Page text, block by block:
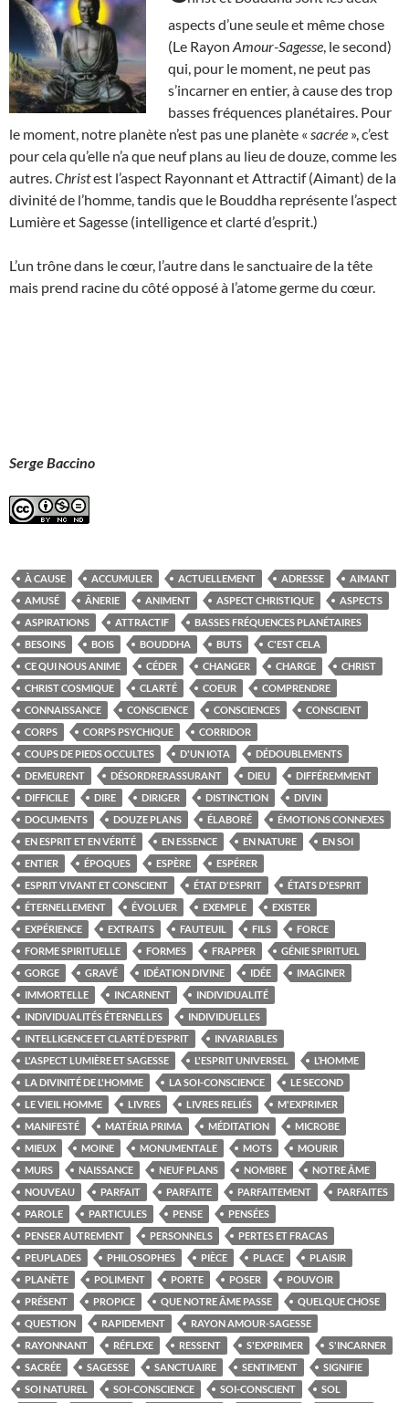
aspects d’une seule et même chose
(Le Rayon Amour-Sagesse , le second)
qui, pour le moment, ne peut pas
s’incarner en entier, à cause des trop
basses fréquences planétaires. Pour
le moment, notre planète n’est pas une planète « sacrée », c’est
pour cela qu’elle n’a que neuf plans au lieu de douze, comme les
autres. Christest l’aspect Rayonnant et Attractif (Aimant) de la
divinité de l’homme, tandis que le Bouddha représente l’aspect
Lumière et Sagesse (intelligence et clarté d’esprit.)
L’un trône dans le cœur, l’autre dans le sanctuaire de la tête
mais prend racine du côté opposé à l’atome germe du cœur.
Serge Baccino
À CAUSE ACCUMULER ACTUELLEMENT ADRESSE
AIMANT
AMUSÉ
ÂNERIE ANIMENT ASPECT CHRISTIQUE
ASPECTS
ASPIRATIONS
ATTRACTIF
BASSES FRÉQUENCES PLANÉTAIRES
BESOINS
BOIS BOUDDHA BUTS
C'EST CELA
CE QUI NOUS ANIME
CÉDER CHANGER CHARGE
CHRIST
CHRIST COSMIQUE
CLARTÉ COEUR
COMPRENDRE
CONNAISSANCE
CONSCIENCE CONSCIENCES
CONSCIENT
CORPS
CORPS PSYCHIQUE
CORRIDOR
COUPS DE PIEDS OCCULTES
D'UN IOTA
DÉDOUBLEMENTS
DEMEURENT
DÉSORDRERASSURANT DIEU
DIFFÉREMMENT
DIFFICILE
DIRE DIRIGER DISTINCTION
DIVIN
DOCUMENTS
DOUZE PLANS ÉLABORÉ
ÉMOTIONS CONNEXES
EN ESPRIT ET EN VÉRITÉ
EN ESSENCE EN NATURE
EN SOI
ENTIER
ÉPOQUES ESPÈRE
ESPÉRER
ESPRIT VIVANT ET CONSCIENT
ÉTAT D'ESPRIT
ÉTATS D'ESPRIT
ÉTERNELLEMENT
ÉVOLUER EXEMPLE
EXISTER
EXPÉRIENCE
EXTRAITS FAUTEUIL FILS
FORCE
FORME SPIRITUELLE
FORMES FRAPPER
GÉNIE SPIRITUEL
GORGE
GRAVÉ IDÉATION DIVINE IDÉE
IMAGINER
IMMORTELLE
INCARNENT
INDIVIDUALITÉ
INDIVIDUALITÉS ÉTERNELLES
INDIVIDUELLES
INTELLIGENCE ET CLARTÉ D’ESPRIT
INVARIABLES
L'ASPECT LUMIÈRE ET SAGESSE
L'ESPRIT UNIVERSEL
L’HOMME
LA DIVINITÉ DE L'HOMME
LA SOI-CONSCIENCE
LE SECOND
LE VIEIL HOMME
LIVRES LIVRES RELIÉS
M'EXPRIMER
MANIFESTÉ
MATÉRIA PRIMA MÉDITATION
MICROBE
MIEUX
MOINE MONUMENTALE MOTS
MOURIR
MURS
NAISSANCE NEUF PLANS NOMBRE
NOTRE ÂME
NOUVEAU
PARFAIT PARFAITE PARFAITEMENT
PARFAITES
PAROLE
PARTICULES PENSE
PENSÉES
PENSER AUTREMENT
PERSONNELS
PERTES ET FRACAS
PEUPLADES
PHILOSOPHES PIÈCE PLACE
PLAISIR
PLANÈTE
POLIMENT PORTE POSER
POUVOIR
PRÉSENT
PROPICE QUE NOTRE ÂME PASSE
QUELQUE CHOSE
QUESTION
RAPIDEMENT
RAYON AMOUR-SAGESSE
RAYONNANT
RÉFLEXE RESSENT S'EXPRIMER
S'INCARNER
SACRÉE
SAGESSE SANCTUAIRE SENTIMENT
SIGNIFIE
SOI NATUREL
SOI-CONSCIENCE SOI-CONSCIENT
SOL